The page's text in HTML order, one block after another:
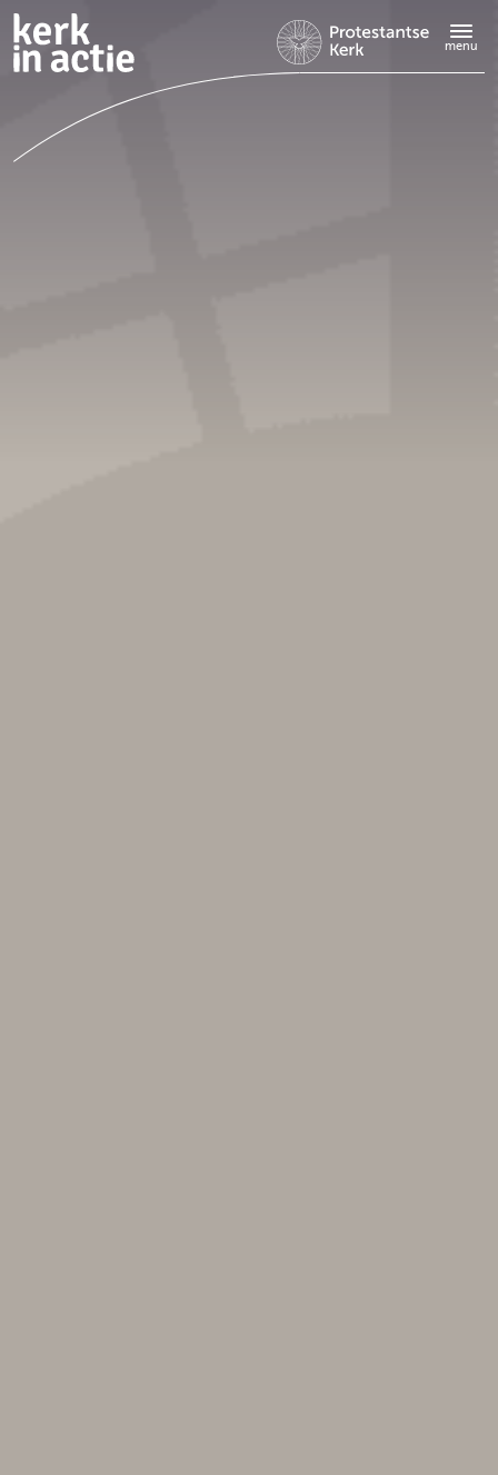
Doorgaan
naar
hoofdinhoud
menu